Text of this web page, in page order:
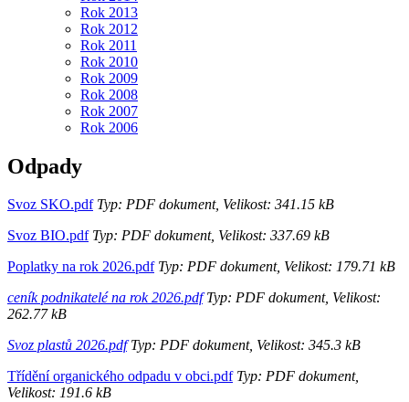
Rok 2013
Rok 2012
Rok 2011
Rok 2010
Rok 2009
Rok 2008
Rok 2007
Rok 2006
Odpady
Svoz SKO.pdfTyp: PDF dokument, Velikost: 341.15 kB
Svoz BIO.pdfTyp: PDF dokument, Velikost: 337.69 kB
Poplatky na rok 2026.pdfTyp: PDF dokument, Velikost: 179.71 kB
ceník podnikatelé na rok 2026.pdfTyp: PDF dokument, Velikost:
262.77 kB
Svoz plastů 2026.pdfTyp: PDF dokument, Velikost: 345.3 kB
Třídění organického odpadu v obci.pdfTyp: PDF dokument,
Velikost: 191.6 kB